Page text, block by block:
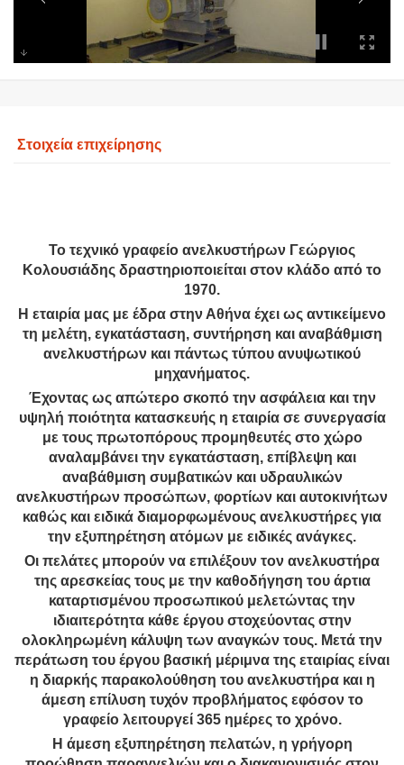
Στοιχεία επιχείρησης
Το τεχνικό γραφείο ανελκυστήρων Γεώργιος
Κολουσιάδης δραστηριοποιείται στον κλάδο από το
1970.
Η εταιρία μας με έδρα στην Αθήνα έχει ως αντικείμενο
τη μελέτη, εγκατάσταση, συντήρηση και αναβάθμιση
ανελκυστήρων και πάντως τύπου ανυψωτικού
μηχανήματος.
Έχοντας ως απώτερο σκοπό την ασφάλεια και την
υψηλή ποιότητα κατασκευής η εταιρία σε συνεργασία
με τους πρωτοπόρους προμηθευτές στο χώρο
αναλαμβάνει την εγκατάσταση, επίβλεψη και
αναβάθμιση συμβατικών και υδραυλικών
ανελκυστήρων προσώπων, φορτίων και αυτοκινήτων
καθώς και ειδικά διαμορφωμένους ανελκυστήρες για
την εξυπηρέτηση ατόμων με ειδικές ανάγκες.
Οι πελάτες μπορούν να επιλέξουν τον ανελκυστήρα
της αρεσκείας τους με την καθοδήγηση του άρτια
καταρτισμένου προσωπικού μελετώντας την
ιδιαιτερότητα κάθε έργου στοχεύοντας στην
ολοκληρωμένη κάλυψη των αναγκών τους. Μετά την
περάτωση του έργου βασική μέριμνα της εταιρίας είναι
η διαρκής παρακολούθηση του ανελκυστήρα και η
άμεση επίλυση τυχόν προβλήματος εφόσον το
γραφείο λειτουργεί 365 ημέρες το χρόνο.
Η άμεση εξυπηρέτηση πελατών, η γρήγορη